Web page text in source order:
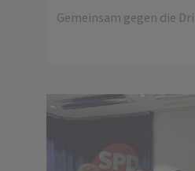
Gemeinsam gegen die